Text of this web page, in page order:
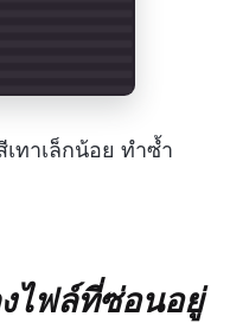
ทาเล็กน้อย ทำซ้ำ
ไฟล์ที่ซ่อนอยู่